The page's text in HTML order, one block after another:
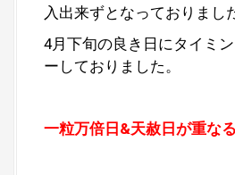
入出来ずとなっておりまし
4月下旬の良き日にタイミ
ーしておりました。
一粒万倍日&天赦日が重な